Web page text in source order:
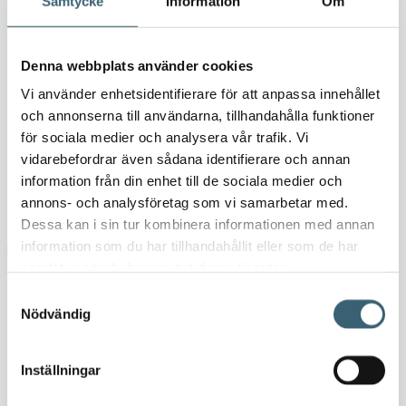
Denna webbplats använder cookies
Vi använder enhetsidentifierare för att anpassa innehållet
och annonserna till användarna, tillhandahålla funktioner
för sociala medier och analysera vår trafik. Vi
vidarebefordrar även sådana identifierare och annan
information från din enhet till de sociala medier och
annons- och analysföretag som vi samarbetar med.
Dessa kan i sin tur kombinera informationen med annan
information som du har tillhandahållit eller som de har
Nödvändig
Inställningar
-
Luftdriven
spilloljepump
med
väggfäste
mängd
+ Lägg till i varukorg
Artikelnr:042-1417-000
Kategorier:Oljepumpar & tillbehör, Verkstad
Etiketter:Luftdriven spilloljepump, meclube,oljevinda,Spilloljepump
Ladda ner produktblad
driftsäker. Pumpen från Meclube är framtagen för enkel och snabb
tömning av uppsamlare och aspiratorer för spillolja. Dessutom är